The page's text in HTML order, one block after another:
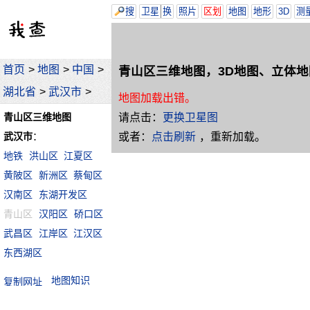
首页 > 地图 > 中国 >
湖北省 > 武汉市 >
青山区三维地图
武汉市：
地铁 洪山区 江夏区
黄陂区
新洲区 蔡甸区
汉南区
东湖开发区
青山区
汉阳区
硚口区
武昌区
江岸区 江汉区
东西湖区
地图知识
搜 卫星 换 照片 区划 地图 地形 3D 测
青山区三维地图，3D地图、立体地
地图加载出错。
请点击：
更换卫星图
或者：
点击刷新 ，重新加载。